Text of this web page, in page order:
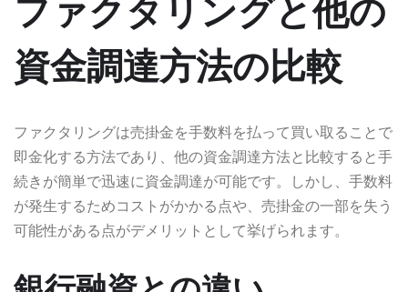
ファクタリングと他の
資金調達方法の比較
ファクタリングは売掛金を手数料を払って買い取ることで
即金化する方法であり、他の資金調達方法と比較すると手
続きが簡単で迅速に資金調達が可能です。しかし、手数料
が発生するためコストがかかる点や、売掛金の一部を失う
可能性がある点がデメリットとして挙げられます。